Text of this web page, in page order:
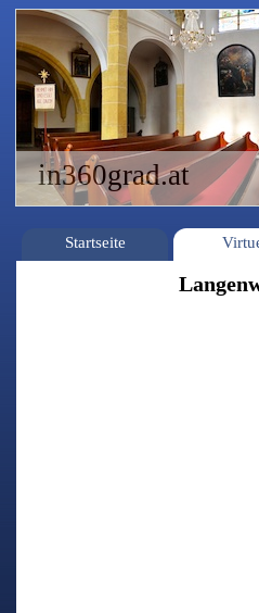
in360grad.at
Startseite